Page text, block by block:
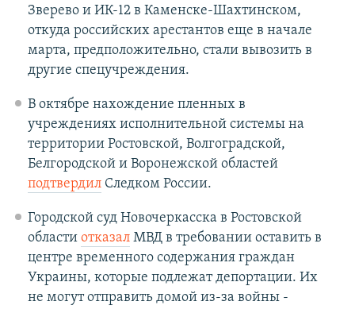
Зверево и ИК-12 в Каменске-Шахтинском,
откуда российских арестантов еще в начале
марта, предположительно, стали вывозить в
другие спецучреждения.
В октябре нахождение пленных в
учреждениях исполнительной системы на
территории Ростовской, Волгоградской,
Белгородской и Воронежской областей
подтвердилСледком России.
Городской суд Новочеркасска в Ростовской
области отказалМВД в требовании оставить в
центре временного содержания граждан
Украины, которые подлежат депортации. Их
не могут отправить домой из-за войны -